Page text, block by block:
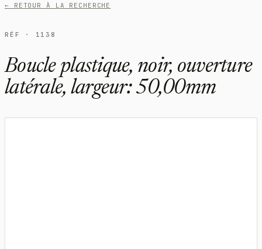
← RETOUR À LA RECHERCHE
RÉF · 1138
Boucle plastique, noir, ouverture
latérale, largeur: 50,00mm